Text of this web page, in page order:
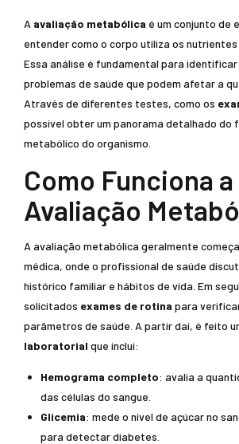
A avaliação metabólica é um conjunto de
entender como o corpo utiliza os nutrientes
Essa análise é fundamental para
problemas de saúde que podem afetar a
Através de diferentes testes, como os
possível obter um panorama detalhado do
metabólico do organismo.
Como Funciona a
Avaliação
A avaliação metabólica geralmente
médica, onde o profissional de saúde
histórico familiar e hábitos de vida. Em
solicitados exames de rotina para
parâmetros de saúde. A partir daí, é feito
laboratorial que inclui:
Hemograma completo: avalia a
das células do sangue.
Glicemia: mede o nível de açúcar no
para detectar diabetes.